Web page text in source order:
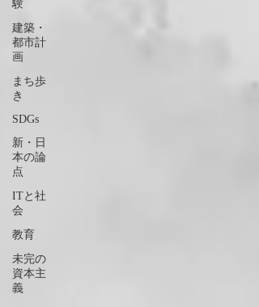
験
建築・
都市計
画
まち歩
き
SDGs
新・日
本の論
点
ITと社
会
教育
未完の
資本主
義